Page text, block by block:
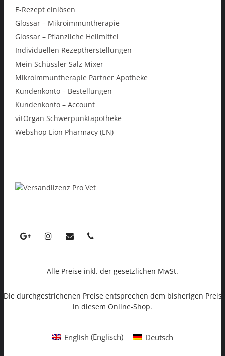
E-Rezept einlösen
Glossar – Mikroimmuntherapie
Glossar – Pflanzliche Heilmittel
Individuellen Rezeptherstellungen
Mein Schüssler Salz Mixer
Mikroimmuntherapie Partner Apotheke
Kundenkonto – Bestellungen
Kundenkonto – Account
vitOrgan Schwerpunktapotheke
Webshop Lion Pharmacy (EN)
Alle Preise inkl. der gesetzlichen MwSt.
Die durchgestrichenen Preise entsprechen dem bisherigen Preis
in diesem Online-Shop.
English (Englisch) Deutsch